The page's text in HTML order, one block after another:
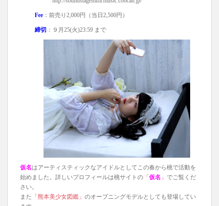
Fee ：前売り2,000円（当日2,500円）
締切 ：９月25(火)23:59 まで
仮名はアーティスティックなアイドルとしてこの春から桃で活動を
始めました。詳しいプロフィールは桃サイトの 「 仮名 」 でご覧くだ
さい。
また 「熊本美少女図鑑」 のオープニングモデルとしても登場してい